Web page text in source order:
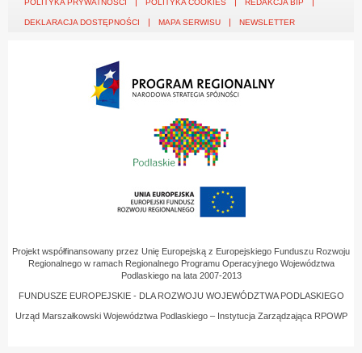
POLITYKA PRYWATNOŚCI POLITYKA COOKIES REDAKCJA BIP
DEKLARACJA DOSTĘPNOŚCI MAPA SERWISU NEWSLETTER
Projekt współfinansowany przez Unię Europejską z Europejskiego Funduszu Rozwoju
Regionalnego w ramach Regionalnego Programu Operacyjnego Województwa
Podlaskiego na lata 2007-2013
FUNDUSZE EUROPEJSKIE - DLA ROZWOJU WOJEWÓDZTWA PODLASKIEGO
Urząd Marszałkowski Województwa Podlaskiego – Instytucja Zarządzająca RPOWP